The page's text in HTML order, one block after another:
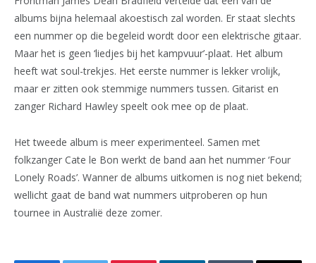
albums bijna helemaal akoestisch zal worden. Er staat slechts
een nummer op die begeleid wordt door een elektrische gitaar.
Maar het is geen ‘liedjes bij het kampvuur’-plaat. Het album
heeft wat soul-trekjes. Het eerste nummer is lekker vrolijk,
maar er zitten ook stemmige nummers tussen. Gitarist en
zanger Richard Hawley speelt ook mee op de plaat.
Het tweede album is meer experimenteel. Samen met
folkzanger Cate le Bon werkt de band aan het nummer ‘Four
Lonely Roads’. Wanner de albums uitkomen is nog niet bekend;
wellicht gaat de band wat nummers uitproberen op hun
tournee in Australië deze zomer.